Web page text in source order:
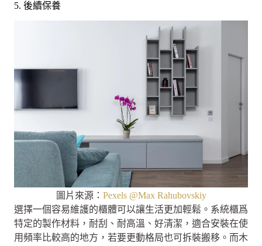
5. 後續保養
圖片來源： Pexels @Max Rahubovskiy
選擇一個容易維護的櫃體可以讓生活更加輕鬆。系統櫃爲
特定的製作材料，耐刮、耐高溫、好清潔，適合安裝在使
用頻率比較高的地方，若要更動格局也可拆裝搬移。而木